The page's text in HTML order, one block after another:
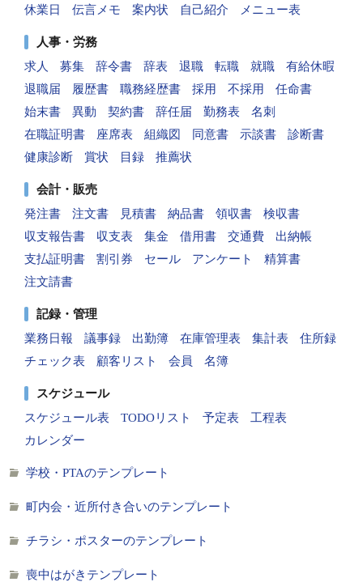
休業日
伝言メモ 案内状 自己紹介 メニュー表
人事・労務
求人
募集 辞令書 辞表 退職 転職 就職
有給休暇
退職届
履歴書 職務経歴書 採用 不採用
任命書
始末書
異動 契約書 辞任届 勤務表
名刺
在職証明書
座席表 組織図 同意書 示談書
診断書
健康診断
賞状 目録 推薦状
会計・販売
発注書
注文書 見積書 納品書 領収書
検収書
収支報告書
収支表 集金 借用書 交通費
出納帳
支払証明書
割引券 セール アンケート
精算書
注文請書
記録・管理
業務日報
議事録 出勤簿 在庫管理表 集計表
住所録
チェック表
顧客リスト 会員 名簿
スケジュール
スケジュール表
TODOリスト 予定表
工程表
カレンダー
学校・PTAのテンプレート
町内会・近所付き合いのテンプレート
チラシ・ポスターのテンプレート
喪中はがきテンプレート